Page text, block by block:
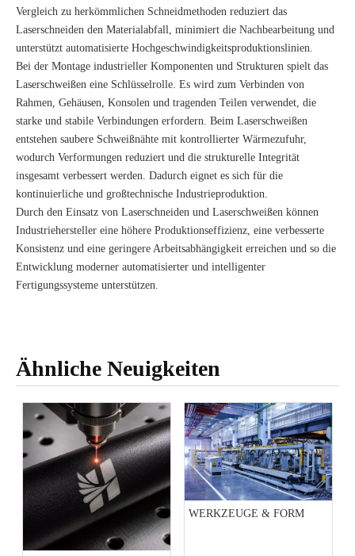
Vergleich zu herkömmlichen Schneidmethoden reduziert das
Laserschneiden den Materialabfall, minimiert die Nachbearbeitung und
unterstützt automatisierte Hochgeschwindigkeitsproduktionslinien.
Bei der Montage industrieller Komponenten und Strukturen spielt das
Laserschweißen eine Schlüsselrolle. Es wird zum Verbinden von
Rahmen, Gehäusen, Konsolen und tragenden Teilen verwendet, die
starke und stabile Verbindungen erfordern. Beim Laserschweißen
entstehen saubere Schweißnähte mit kontrollierter Wärmezufuhr,
wodurch Verformungen reduziert und die strukturelle Integrität
insgesamt verbessert werden. Dadurch eignet es sich für die
kontinuierliche und großtechnische Industrieproduktion.
Durch den Einsatz von Laserschneiden und Laserschweißen können
Industriehersteller eine höhere Produktionseffizienz, eine verbesserte
Konsistenz und eine geringere Arbeitsabhängigkeit erreichen und so die
Entwicklung moderner automatisierter und intelligenter
Fertigungssysteme unterstützen.
Ähnliche Neuigkeiten
WERKZEUGE & FORM